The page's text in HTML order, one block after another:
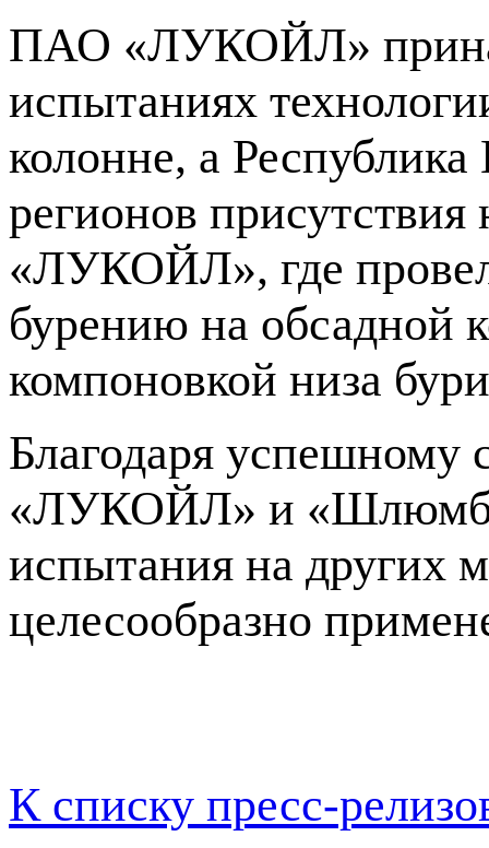
ПАО «ЛУКОЙЛ»
испытаниях
колонне, а
регионов
«ЛУКОЙЛ», где
бурению на обсадной
компоновкой низа
Благодаря успешному
«ЛУКОЙЛ» и
испытания на других
целесообразно
К списку пресс-